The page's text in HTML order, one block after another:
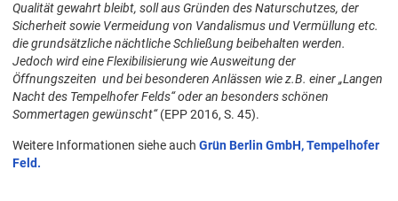
Qualität gewahrt bleibt, soll aus Gründen des Naturschutzes, der
Sicherheit sowie Vermeidung von Vandalismus und Vermüllung etc.
die grundsätzliche nächtliche Schließung beibehalten werden.
Jedoch wird eine Flexibilisierung wie Ausweitung der
Öffnungszeiten und bei besonderen Anlässen wie z.B. einer „Langen
Nacht des Tempelhofer Felds“ oder an besonders schönen
Sommertagen gewünscht“(EPP 2016, S. 45).
Weitere Informationen siehe auchGrün Berlin GmbH, Tempelhofer
Feld.